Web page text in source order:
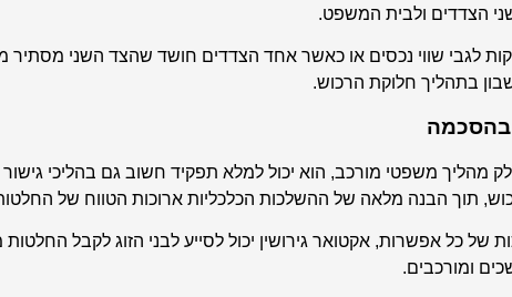
הצדדים ולבית המשפט.
לגבי שווי נכסים או כאשר אחד הצדדים חושד שהצד השני מסתיר
בתהליך חלוקת הרכוש.
בהסכמה
מהליך משפטי מורכב, הוא יכול למלא תפקיד חשוב גם בהליכי
תוך הבנה מלאה של ההשלכות הכלכליות ארוכות הטווח של
כל אפשרות, אקטואר גירושין יכול לסייע לבני הזוג לקבל החלטות
ומורכבים.